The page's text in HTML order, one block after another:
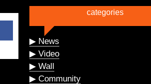
categories
▶ News
▶ Video
▶ Wall
▶ Community